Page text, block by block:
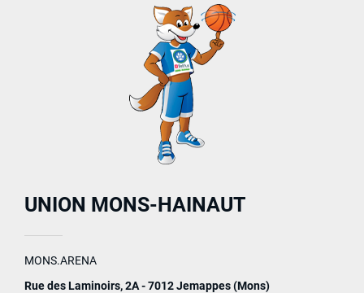
UNION MONS-HAINAUT
MONS.ARENA
Rue des Laminoirs, 2A - 7012 Jemappes (Mons)